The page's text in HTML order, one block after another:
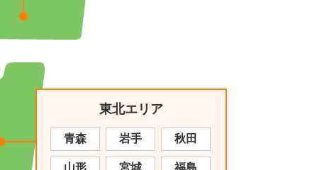
東北エリア
青森 岩手 秋田
山形 宮城 福島